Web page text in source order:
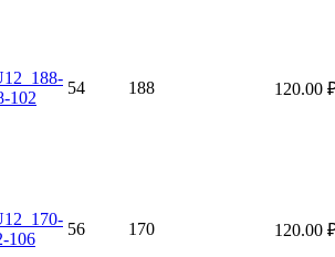
102
54 188 120.00
106
56 170 120.00